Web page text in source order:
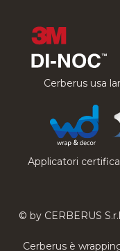
Cerberus usa
Applicatori
© by CERBERUS
Cerberus è